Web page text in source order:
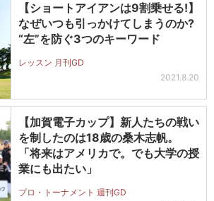
【ショートアイアンは9割乗せる!】
なぜいつも引っかけてしまうのか?
“左”を防ぐ3つのキーワード
レッスン 月刊GD
2021.8.20
【加賀電子カップ】新人たちの戦い
を制したのは18歳の桑木志帆。
「将来はアメリカで。でも大学の授
業にも出たい」
プロ・トーナメント 週刊GD